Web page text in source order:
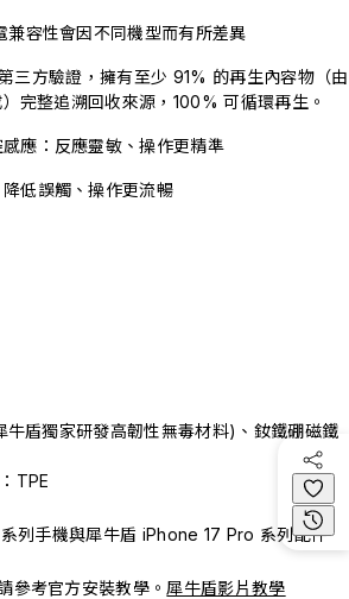
兼容性會因不同機型而有所差異
三方驗證，擁有至少 91% 的再生內容物（由
完整追溯回收來源，100% 可循環再生。
應：反應靈敏、操作更精準
低誤觸、操作更流暢
牛盾獨家研發高韌性無毒材料)、釹鐵硼磁鐵
TPE
列手機與犀牛盾 iPhone 17 Pro 系列配件
參考官方安裝教學。 犀牛盾影片教學